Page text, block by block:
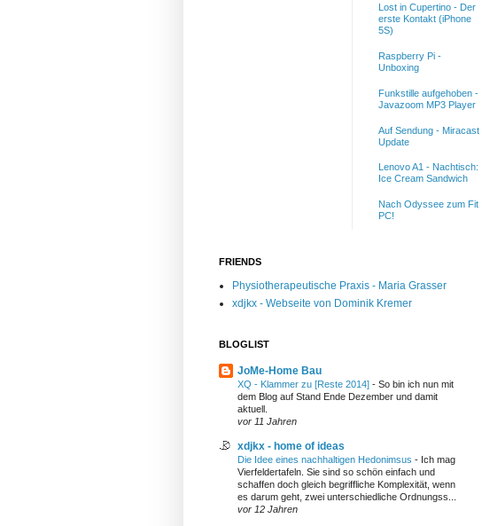
Lost in Cupertino - Der
erste Kontakt (iPhone
5S)
Raspberry Pi -
Unboxing
Funkstille aufgehoben -
Javazoom MP3 Player
Auf Sendung - Miracast
Update
Lenovo A1 - Nachtisch:
Ice Cream Sandwich
Nach Odyssee zum Fit
PC!
FRIENDS
Physiotherapeutische Praxis - Maria Grasser
xdjkx - Webseite von Dominik Kremer
BLOGLIST
JoMe-Home Bau
XQ - Klammer zu [Reste 2014] - So bin ich nun mit
dem Blog auf Stand Ende Dezember und damit
aktuell.
vor 11 Jahren
xdjkx - home of ideas
Die Idee eines nachhaltigen Hedonimsus - Ich mag
Vierfeldertafeln. Sie sind so schön einfach und
schaffen doch gleich begriffliche Komplexität, wenn
es darum geht, zwei unterschiedliche Ordnungss...
vor 12 Jahren